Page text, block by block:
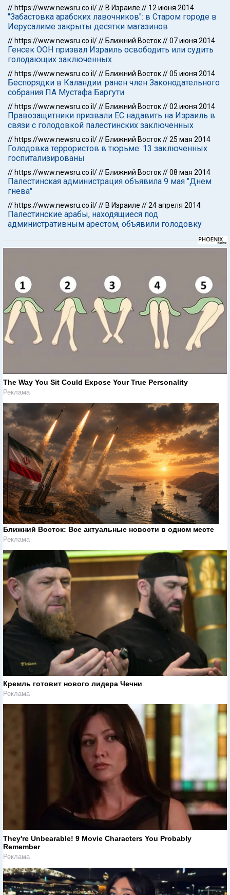
// https://www.newsru.co.il/// В Израиле // 12 июня 2014
"Забастовка арабских лавочников": в Старом городе в
Иерусалиме закрыты десятки магазинов
// https://www.newsru.co.il/// Ближний Восток//07 июня 2014
Генсек ООН призвал Израиль освободить или судить
голодающих заключенных
// https://www.newsru.co.il/// Ближний Восток//05 июня 2014
Беспорядки в Каландии: ранен член Законодательного
собрания ПА Мустафа Баргути
// https://www.newsru.co.il/// Ближний Восток//02 июня 2014
Правозащитники призвали ЕС надавить на Израиль в
связи с голодовкой палестинских заключенных
// https://www.newsru.co.il/// Ближний Восток//25 мая 2014
Голодовка террористов в тюрьме: 13 заключенных
госпитализированы
// https://www.newsru.co.il/// Ближний Восток//08 мая 2014
Палестинская администрация объявила 9 мая "Днем
гнева"
// https://www.newsru.co.il/// В Израиле //24 апреля 2014
Палестинские арабы, находящиеся под
административным арестом, объявили голодовку
The Way You Sit Could Expose Your True Personality
Реклама
Ближний Восток: Все актуальные новости в одном месте
Реклама
Кремль готовит нового лидера Чечни
Реклама
They're Unbearable! 9 Movie Characters You Probably
Remember
Реклама